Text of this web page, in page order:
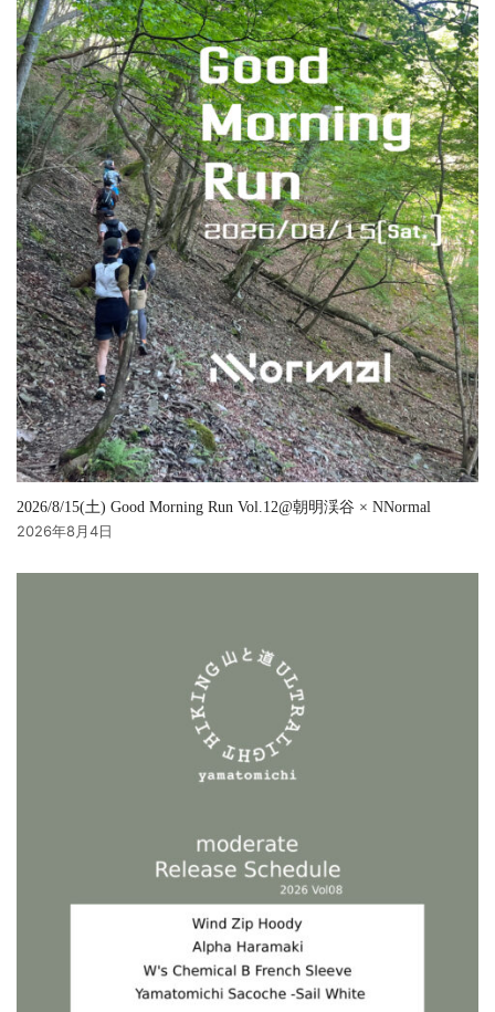
2026/8/15(土) Good Morning Run Vol.12@朝明渓谷 × NNormal
2026年8月4日